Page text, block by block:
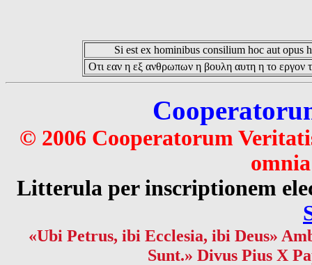
Si est ex hominibus consilium hoc aut opus
Οτι εαν η εξ ανθρωπων η βουλη αυτη η το εργον
© 2006 Cooperatorum
Litterula per inscriptionem
«Ubi Petrus, ibi Ecclesia, ibi Deus»
Sunt.» Divus Pius X